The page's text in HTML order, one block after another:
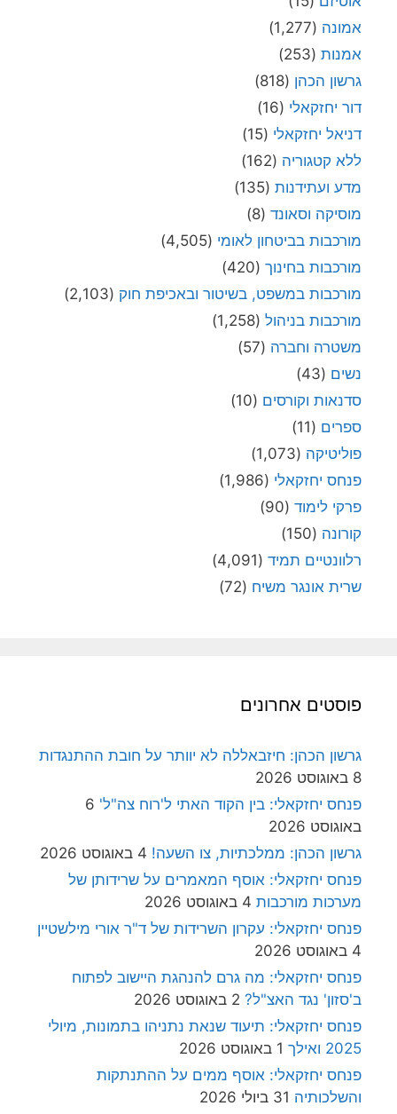
אמונה (1,277)
אמנות (253)
גרשון הכהן (818)
דור יחזקאלי (16)
דניאל יחזקאלי (15)
ללא קטגוריה (162)
מדע ועתידנות (135)
מוסיקה וסאונד (8)
מורכבות בביטחון לאומי (4,505)
מורכבות בחינוך (420)
מורכבות במשפט, בשיטור ובאכיפת חוק (2,103)
מורכבות בניהול (1,258)
משטרה וחברה (57)
נשים (43)
סדנאות וקורסים (10)
ספרים (11)
פוליטיקה (1,073)
פנחס יחזקאלי (1,986)
פרקי לימוד (90)
קורונה (150)
רלוונטיים תמיד (4,091)
שרית אונגר משיח (72)
פוסטים אחרונים
גרשון הכהן: חיזבאללה לא יוותר על חובת ההתנגדות
8 באוגוסט 2026
פנחס יחזקאלי: בין הקוד האתי ל'רוח צה"ל' 6
באוגוסט 2026
גרשון הכהן: ממלכתיות, צו השעה! 4 באוגוסט 2026
פנחס יחזקאלי: אוסף המאמרים על שרידותן של
מערכות מורכבות 4 באוגוסט 2026
פנחס יחזקאלי: עקרון השרידות של ד"ר אורי מילשטיין
4 באוגוסט 2026
פנחס יחזקאלי: מה גרם להנהגת היישוב לפתוח
ב'סזון' נגד האצ"ל? 2 באוגוסט 2026
פנחס יחזקאלי: תיעוד שנאת נתניהו בתמונות, מיולי
2025 ואילך
1 באוגוסט 2026
פנחס יחזקאלי: אוסף ממים על ההתנתקות
והשלכותיה 31 ביולי 2026